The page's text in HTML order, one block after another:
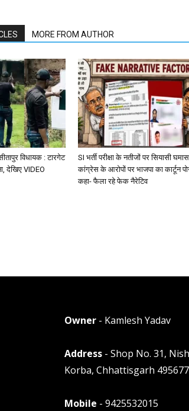
MORE FROM AUTHOR
विधायक : टारगेट
देखिए VIDEO
SI भर्ती परीक्षा के नतीजों पर सियासी
कांग्रेस के आरोपों पर भाजपा का कार्टून
कहा- फैला रहे फेक नैरेटिव
Owner- Kamlesh Yadav
Address- Shop No. 31,
Korba, Chhattisgarh 495677
Mobile - 9425532015